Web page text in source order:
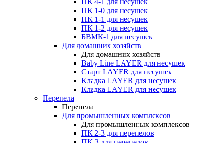
ПК 4-1 для несушек
ПК 1-0 для несушек
ПК 1-1 для несушек
ПК 1-2 для несушек
БВМК-1 для несушек
Для домашних хозяйств
Для домашних хозяйств
Baby Line LAYER для несушек
Старт LAYER для несушек
Кладка LAYER для несушек
Кладка LAYER для несушек
Перепела
Перепела
Для промышленных комплексов
Для промышленных комплексов
ПК 2-3 для перепелов